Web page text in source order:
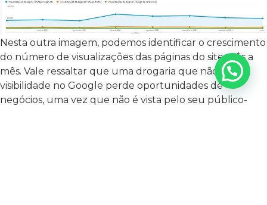
Nesta outra imagem, podemos identificar o crescimento
do número de visualizações das páginas do site mês a
mês. Vale ressaltar que uma drogaria que não possui
visibilidade no Google perde oportunidades de
negócios, uma vez que não é vista pelo seu público-